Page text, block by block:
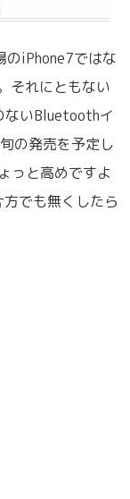
iPhone7ではな
それにともない
ないBluetoothイ
の発売を予定し
っと高めですよ
でも無くしたら